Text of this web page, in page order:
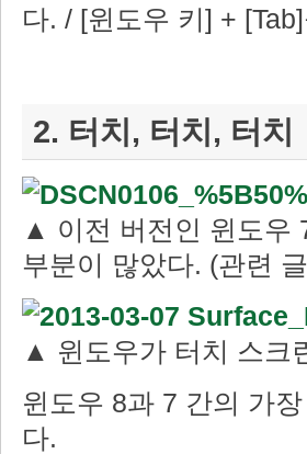
다. / [윈도우 키] +
2. 터치, 터치, 터치
▲ 이전 버전인 윈도우
부분이 많았다. (관련 글
▲ 윈도우가 터치 스크
윈도우 8과 7 간의 가
다.